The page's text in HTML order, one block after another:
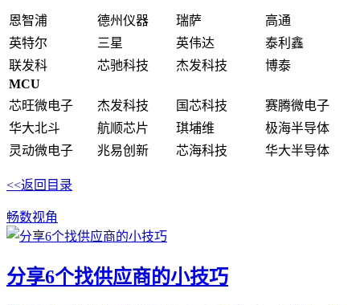
恩智浦 德州仪器 瑞萨
高通
英特尔
三星 英伟达
泰利鑫
联发科
芯驰科技 杰发科技
博泰
MCU
芯旺微电子
杰发科技 国芯科技
赛腾微电子
华大北斗
航顺芯片 琪埔维
极海半导体
灵动微电子
兆易创新 芯海科技 华大半导体
<<返回目录
畅数视角
分享6个找供应商的小技巧